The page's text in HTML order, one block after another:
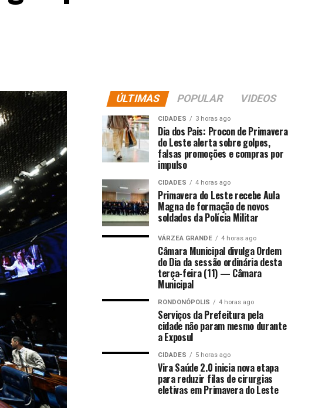
ÚLTIMAS POPULAR VIDEOS
CIDADES 3 horas ago
Dia dos Pais: Procon de Primavera
do Leste alerta sobre golpes,
falsas promoções e compras por
impulso
CIDADES 4 horas ago
Primavera do Leste recebe Aula
Magna de formação de novos
soldados da Polícia Militar
VÁRZEA GRANDE 4 horas ago
Câmara Municipal divulga Ordem
do Dia da sessão ordinária desta
terça-feira (11) — Câmara
Municipal
RONDONÓPOLIS 4 horas ago
Serviços da Prefeitura pela
cidade não param mesmo durante
a Exposul
CIDADES 5 horas ago
Vira Saúde 2.0 inicia nova etapa
para reduzir filas de cirurgias
eletivas em Primavera do Leste